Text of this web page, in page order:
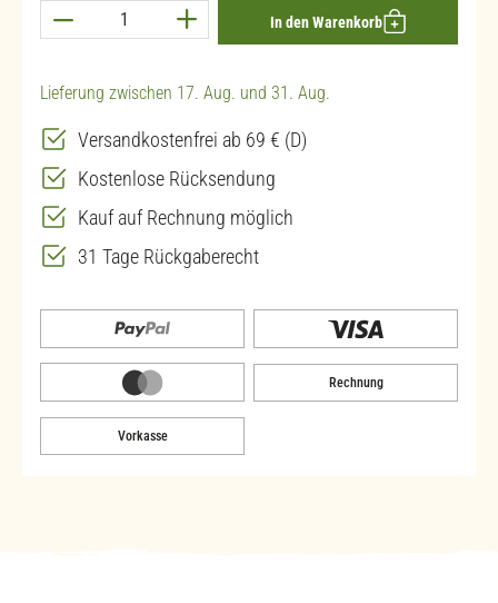
Produkt Anzahl: Gib den gewünschten Wert
In den Warenkorb
Lieferung zwischen 17. Aug. und 31. Aug.
Versandkostenfrei ab 69 € (D)
Kostenlose Rücksendung
Kauf auf Rechnung möglich
31 Tage Rückgaberecht
Rechnung
Vorkasse